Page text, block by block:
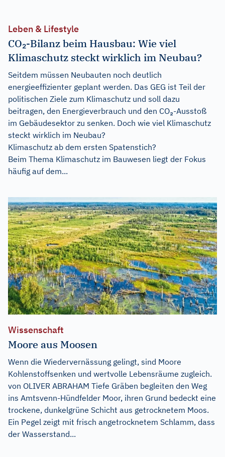
Leben & Lifestyle
CO₂-Bilanz beim Hausbau: Wie viel
Klimaschutz steckt wirklich im Neubau?
Seitdem müssen Neubauten noch deutlich
energieeffizienter geplant werden. Das GEG ist Teil der
politischen Ziele zum Klimaschutz und soll dazu
beitragen, den Energieverbrauch und den CO₂-Ausstoß
im Gebäudesektor zu senken. Doch wie viel Klimaschutz
steckt wirklich im Neubau?
Klimaschutz ab dem ersten Spatenstich?
Beim Thema Klimaschutz im Bauwesen liegt der Fokus
häufig auf dem...
Wissenschaft
Moore aus Moosen
Wenn die Wiedervernässung gelingt, sind Moore
Kohlenstoffsenken und wertvolle Lebensräume zugleich.
von OLIVER ABRAHAM Tiefe Gräben begleiten den Weg
ins Amtsvenn-Hündfelder Moor, ihren Grund bedeckt eine
trockene, dunkelgrüne Schicht aus getrocknetem Moos.
Ein Pegel zeigt mit frisch angetrocknetem Schlamm, dass
der Wasserstand...